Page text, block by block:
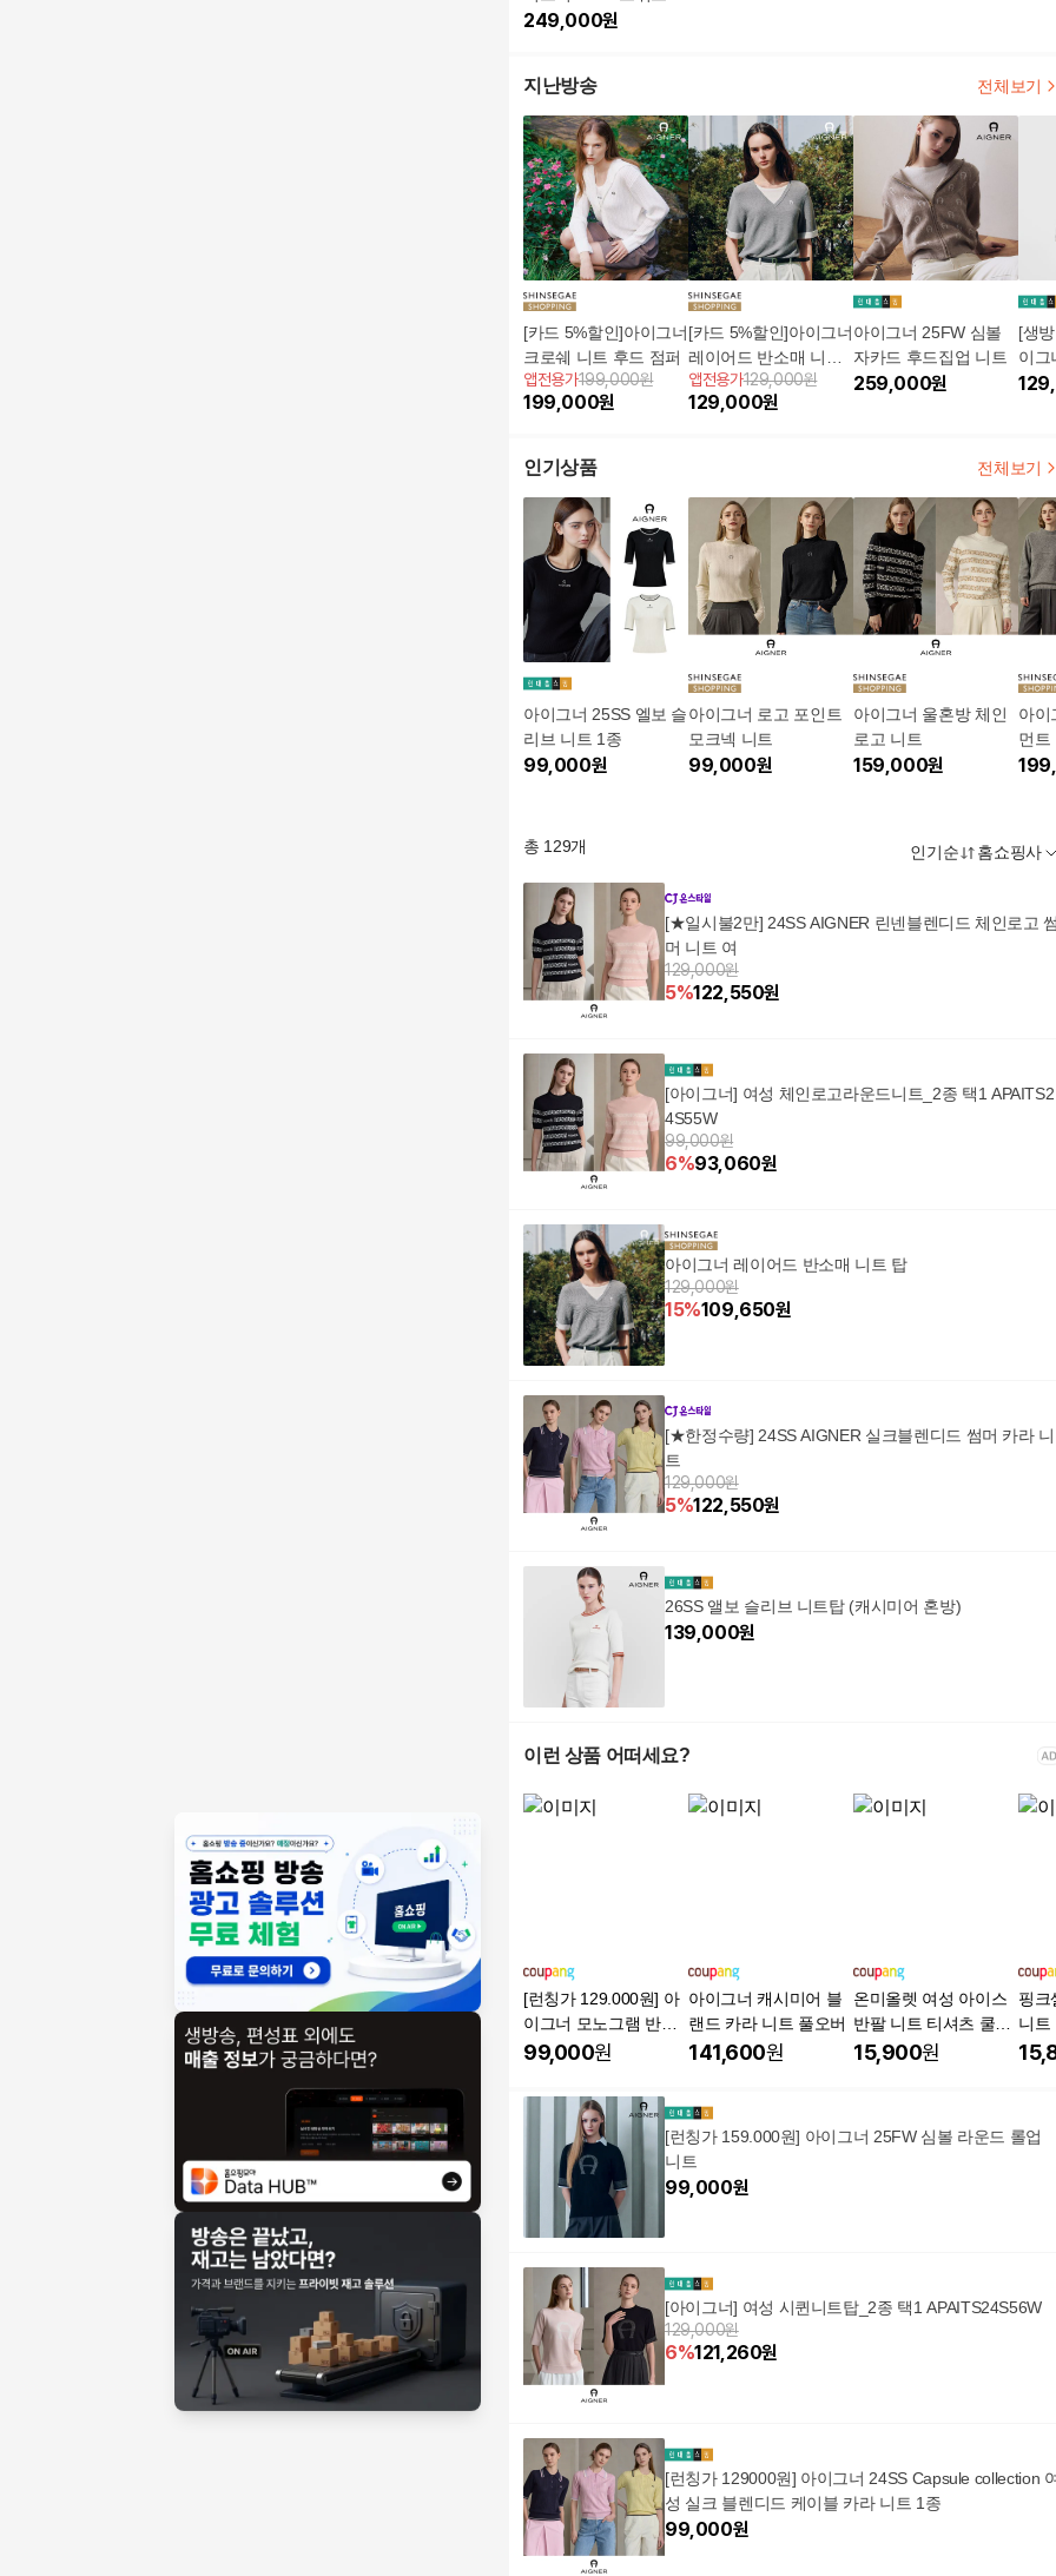
트 자켓
249,000원
지난방송 전체보기
[카드 5%할인]아이그너
크로쉐 니트 후드 점퍼
앱전용가199,000원
199,000원
[카드 5%할인]아이그너
레이어드 반소매 니트
탑
앱전용가129,000원
129,000원
아이그너 25FW 심볼
자카드 후드집업 니트
259,000원
[생
이그
반소
인기상품 전체보기
아이그너 25SS 엘보 슬
리브 니트 1종
99,000원
아이그너 로고 포인트
모크넥 니트
99,000원
아이그너 울혼방 체인
로고 니트
159,000원
아이그너
먼트
총 129개 인기순 홈쇼핑사
[★일시불2만] 24SS AIGNER 린넨블렌디드 체인로고
머 니트 여
129,000원
5%122,550원
[아이그너] 여성 체인로고라운드니트_2종 택1 APAITS2
4S55W
99,000원
6%93,060원
아이그너 레이어드 반소매 니트 탑
129,000원
15%109,650원
[★한정수량] 24SS AIGNER 실크블렌디드 썸머 카라 니
트
129,000원
5%122,550원
26SS 앨보 슬리브 니트탑 (캐시미어 혼방)
139,000원
이런 상품 어떠세요?
[런칭가 129.000원] 아
이그너 모노그램 반팔
니트탑 1종
99,000원
아이그너 캐시미어 블
랜드 카라 니트 풀오버
141,600원
온미올렛 여성 아이스
반팔 니트 티셔츠 쿨니
트
15,900원
핑크
니트
[런칭가 159.000원] 아이그너 25FW 심볼 라운드 롤업
니트
99,000원
[아이그너] 여성 시퀸니트탑_2종 택1 APAITS24S56W
129,000원
6%121,260원
[런칭가 129000원] 아이그너 24SS Capsule collection
성 실크 블렌디드 케이블 카라 니트 1종
99,000원